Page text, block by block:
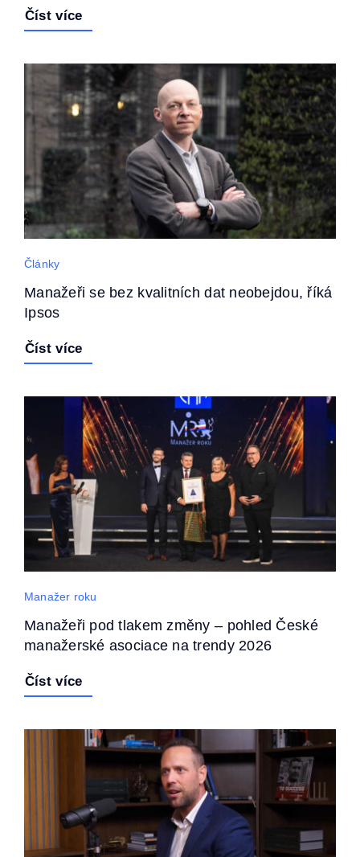
Číst více
Články
Manažeři se bez kvalitních dat neobejdou, říká
Ipsos
Číst více
Manažer roku
Manažeři pod tlakem změny – pohled České
manažerské asociace na trendy 2026
Číst více